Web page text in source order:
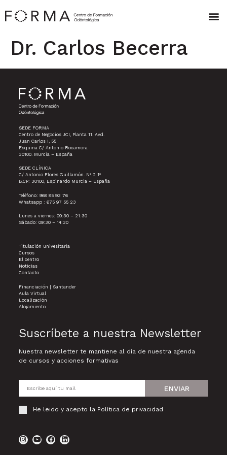
Dr. Carlos Becerra
SEDE FORMA
Centro de Negocios JCI, Planta 11. Avd.
Juan Carlos I, 55
Esquina C/ Antonio Rocamora
30100. Murcia – España
SEDE CLÍNICA
C/ Antonio Flores Guillamón. Nº 2 1º
B.CP: 30100, Espinardo Murcia – España
Teléfono: 968 85 93 76
Whatsapp : 675 97 55 23
Lunes a viernes: 09:30 – 21:30
Sábado: 09:30 – 14:30
Titulación univesitaria
Cursos
El centro
Noticias
Contacto
Financiación | Santander
Aula Virtual
Localización
Alojamiento
Suscríbete a nuestra Newsletter
Nuestra newsletter te mantiene al día de nuestra agenda
de cursos y acciones formativas
He leido y acepto la Política de privacidad
ENVIAR